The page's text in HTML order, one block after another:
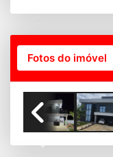
Fotos do imóvel
Previous